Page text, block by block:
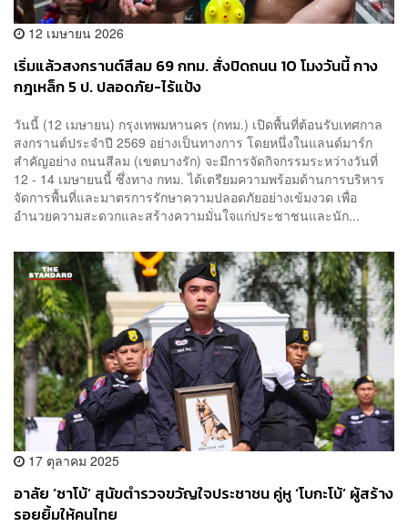
12 เมษายน 2026
เริ่มแล้วสงกรานต์สีลม 69 กทม. สั่งปิดถนน 10 โมงวันนี้ กาง
กฎเหล็ก 5 ป. ปลอดภัย-ไร้แป้ง
วันนี้ (12 เมษายน) กรุงเทพมหานคร (กทม.) เปิดพื้นที่ต้อนรับเทศกาล
สงกรานต์ประจำปี 2569 อย่างเป็นทางการ โดยหนึ่งในแลนด์มาร์ก
สำคัญอย่าง ถนนสีลม (เขตบางรัก) จะมีการจัดกิจกรรมระหว่างวันที่
12 - 14 เมษายนนี้ ซึ่งทาง กทม. ได้เตรียมความพร้อมด้านการบริหาร
จัดการพื้นที่และมาตรการรักษาความปลอดภัยอย่างเข้มงวด เพื่อ
อำนวยความสะดวกและสร้างความมั่นใจแก่ประชาชนและนัก...
17 ตุลาคม 2025
อาลัย ‘ซาโบ้’ สุนัขตำรวจขวัญใจประชาชน คู่หู ‘โบกะโบ้’ ผู้สร้าง
รอยยิ้มให้คนไทย